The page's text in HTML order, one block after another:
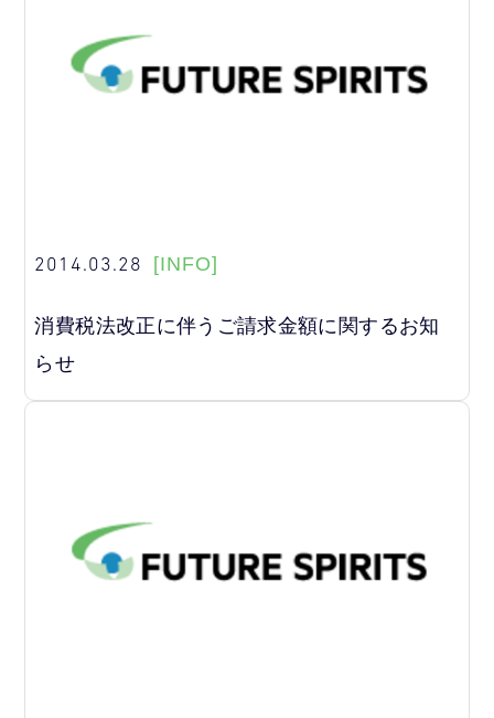
2014.03.28 [INFO]
消費税法改正に伴うご請求金額に関するお知
らせ